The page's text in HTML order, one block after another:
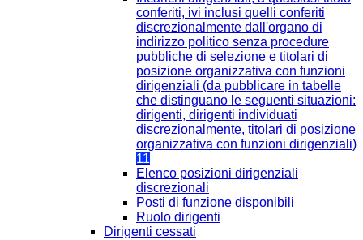
conferiti, ivi inclusi quelli conferiti
discrezionalmente dall'organo di
indirizzo politico senza procedure
pubbliche di selezione e titolari di
posizione organizzativa con funzioni
dirigenziali (da pubblicare in tabelle
che distinguano le seguenti situazioni:
dirigenti, dirigenti individuati
discrezionalmente, titolari di posizione
organizzativa con funzioni dirigenziali)
11
Elenco posizioni dirigenziali
discrezionali
Posti di funzione disponibili
Ruolo dirigenti
Dirigenti cessati